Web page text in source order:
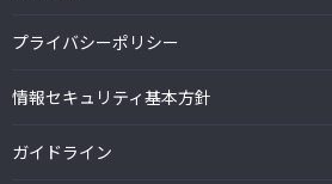
プライバシーポリシー
情報セキュリティ基本方針
ガイドライン